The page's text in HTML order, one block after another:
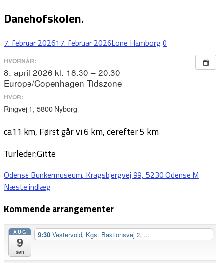
Danehofskolen.
7. februar 202617. februar 2026Lone Hamborg0
HVORNÅR:
8. april 2026 kl. 18:30 – 20:30
Europe/Copenhagen Tidszone
HVOR:
Ringvej 1, 5800 Nyborg
ca11 km, Først går vi 6 km, derefter 5 km
Turleder:Gitte
Indlægsnavigation
Odense Bunkermuseum, Kragsbjergvej 99, 5230 Odense M
Næste indlæg
Kommende arrangementer
AUG
9
søn
9:30 Vestervold, Kgs. Bastionsvej 2, ...